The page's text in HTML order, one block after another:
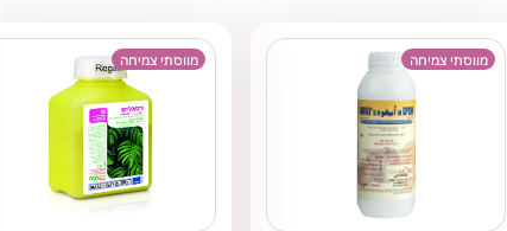
מווסתי צמיחה מווסתי צמיחה